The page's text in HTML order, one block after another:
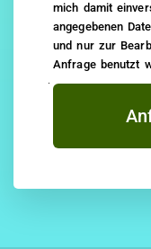
mich damit
angegebenen
und nur zur
Anfrage benutzt